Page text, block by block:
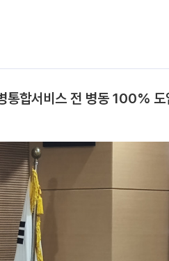
통합서비스 전 병동 100% 도